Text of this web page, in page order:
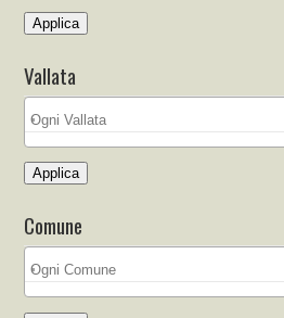
Applica
Vallata
Applica
Comune